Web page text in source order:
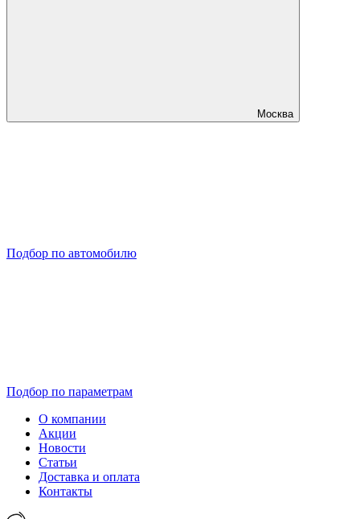
Москва
Подбор по автомобилю
Подбор по параметрам
О компании
Акции
Новости
Статьи
Доставка и оплата
Контакты